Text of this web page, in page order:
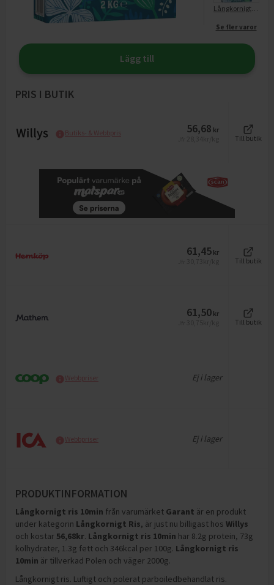
Långkornigt Ris Boil-In-Bag
Se fler varor
Lägg till
PRIS I BUTIK
Butiks- & Webbpris 56,68 kr
Till butik
61,45 kr
Till butik
61,50 kr
Till butik
Webbpriser Ej i lager
Webbpriser Ej i lager
PRODUKTINFORMATION
Långkornigt ris 10min från varumärket Garant är en produkt
under kategorin Långkornigt Ris, är just nu billigast hos Willys
och kostar 56,68kr. Långkornigt ris 10min har 8.2g protein, 73g
kolhydrater, 1.3g fett och 346kcal per 100g. Långkornigt ris
10min är tillverkad Polen och väger 2000g.
Långkornigt ris. Luftigt och polerat parboiledbehandlat ris.